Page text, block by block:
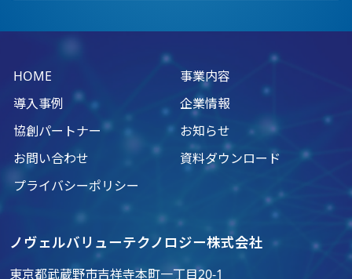
HOME
事業内容
導入事例
企業情報
協創パートナー
お知らせ
お問い合わせ
資料ダウンロード
プライバシーポリシー
ノヴェルバリューテクノロジー株式会社
東京都武蔵野市吉祥寺本町一丁目20-1